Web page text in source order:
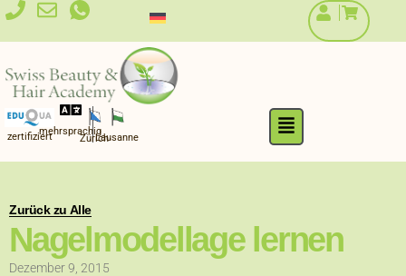
Zum
zertifiziertmehrsprachig
ZürichLausanne
Flyout
Menu
Zurück zu Alle
Nagelmodellage lernen
Dezember 9, 2015